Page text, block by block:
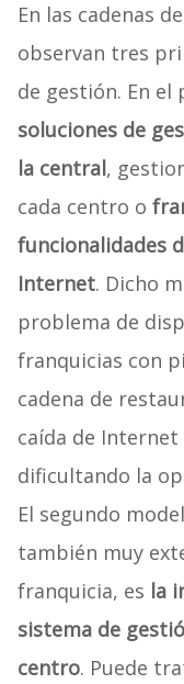
En las cadenas
observan tres
de gestión. En el
soluciones de
la central,
cada centro o
funcionalidades
Internet. Dicho
problema de
franquicias con
cadena de
caída de
dificultando la
El segundo
también muy
franquicia, es la
sistema de
centro. Puede